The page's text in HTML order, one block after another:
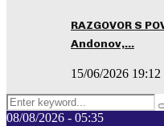
RAZGOVOR S
Andonov,…
15/06/2026 19:12
Search
for:
08/08/2026 - 05:35